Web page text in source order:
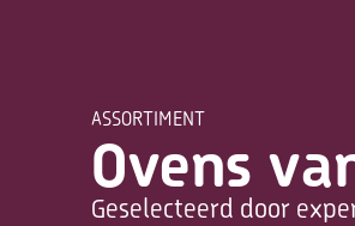
ASSORTIMENT
Ovens
Geselecteerd door